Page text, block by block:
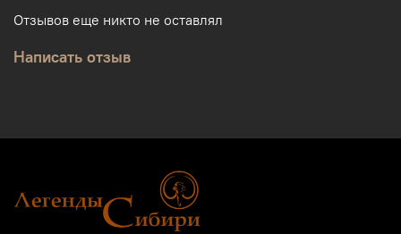
Отзывов еще никто не оставлял
Написать отзыв